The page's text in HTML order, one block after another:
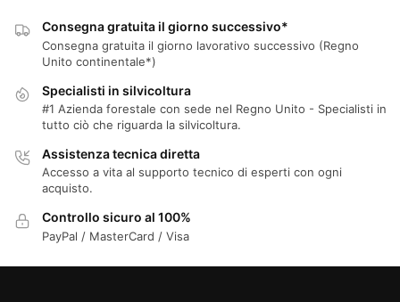
Consegna gratuita il giorno successivo*
Consegna gratuita il giorno lavorativo successivo (Regno
Unito continentale*)
Specialisti in silvicoltura
#1 Azienda forestale con sede nel Regno Unito - Specialisti in
tutto ciò che riguarda la silvicoltura.
Assistenza tecnica diretta
Accesso a vita al supporto tecnico di esperti con ogni
acquisto.
Controllo sicuro al 100%
PayPal / MasterCard / Visa